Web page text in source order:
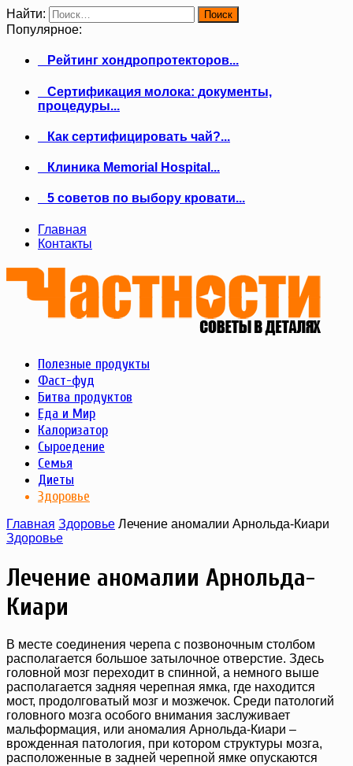
Найти:
Популярное:
Рейтинг хондропротекторов...
Сертификация молока: документы,
процедуры...
Как сертифицировать чай?...
Клиника Memorial Hospital...
5 советов по выбору кровати...
Главная
Контакты
Полезные продукты
Фаст-фуд
Битва продуктов
Еда и Мир
Калоризатор
Сыроедение
Семья
Диеты
Здоровье
Главная Здоровье Лечение аномалии Арнольда-Киари
Здоровье
Лечение аномалии Арнольда-
Киари
В месте соединения черепа с позвоночным столбом
располагается большое затылочное отверстие. Здесь
головной мозг переходит в спинной, а немного выше
располагается задняя черепная ямка, где находится
мост, продолговатый мозг и мозжечок. Среди патологий
головного мозга особого внимания заслуживает
мальформация, или аномалия Арнольда-Киари –
врожденная патология, при котором структуры мозга,
расположенные в задней черепной ямке опускаются